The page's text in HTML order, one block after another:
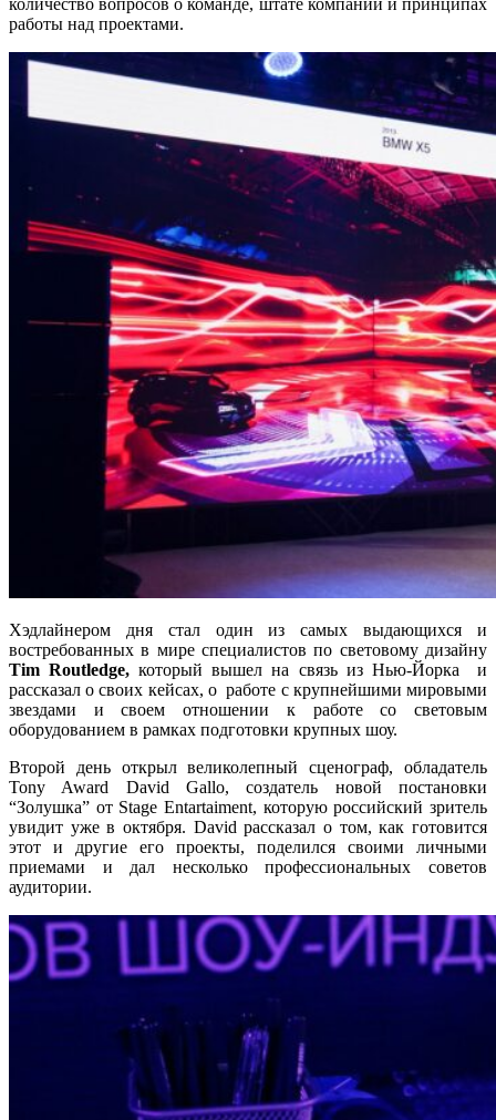
количество вопросов о команде, штате компании и принципах
работы над проектами.
Хэдлайнером дня стал один из самых выдающихся и
востребованных в мире специалистов по световому дизайну
Tim Routledge,который вышел на связь из Нью-Йорка и
рассказал о своих кейсах, о работе с крупнейшими мировыми
звездами и своем отношении к работе со световым
оборудованием в рамках подготовки крупных шоу.
Второй день открыл великолепный сценограф, обладатель
Tony Award David Gallo, создатель новой постановки
“Золушка” от Stage Entartaiment, которую российский зритель
увидит уже в октября. David рассказал о том, как готовится
этот и другие его проекты, поделился своими личными
приемами и дал несколько профессиональных советов
аудитории.